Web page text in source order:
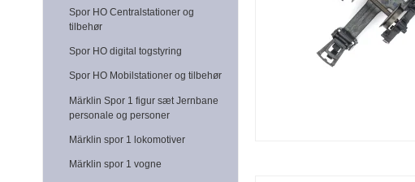
Spor HO Centralstationer og
tilbehør
Spor HO digital togstyring
Spor HO Mobilstationer og tilbehør
Märklin Spor 1 figur sæt Jernbane
personale og personer
Märklin spor 1 lokomotiver
Märklin spor 1 vogne